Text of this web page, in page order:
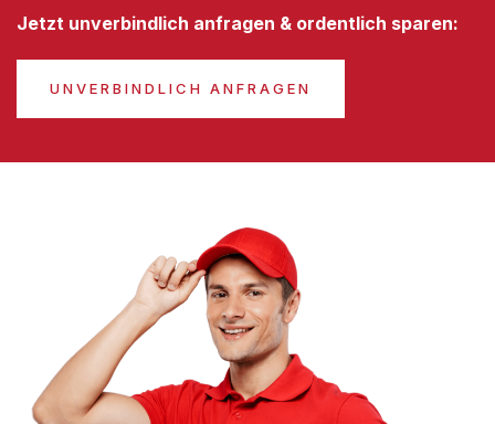
Jetzt unverbindlich anfragen & ordentlich sparen:
UNVERBINDLICH ANFRAGEN